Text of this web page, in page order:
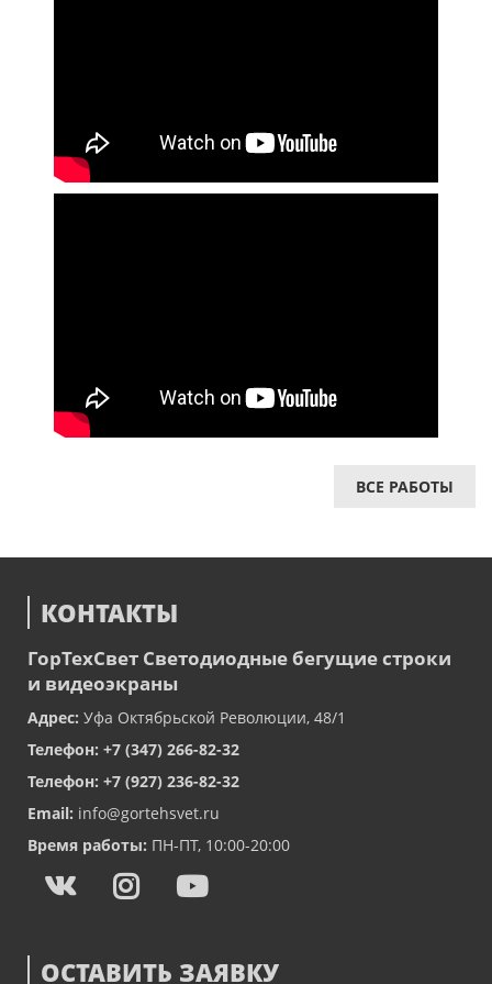
ВСЕ РАБОТЫ
КОНТАКТЫ
ГорТехСвет Светодиодные бегущие строки
и видеоэкраны
Адрес: Уфа Октябрьской Революции, 48/1
Телефон: +7 (347) 266-82-32
Телефон: +7 (927) 236-82-32
Email: info@gortehsvet.ru
Время работы: ПН-ПТ, 10:00-20:00
ОСТАВИТЬ ЗАЯВКУ